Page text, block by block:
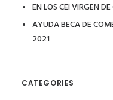
EN LOS CEI VIRGEN
AYUDA BECA DE
2021
CATEGORIES